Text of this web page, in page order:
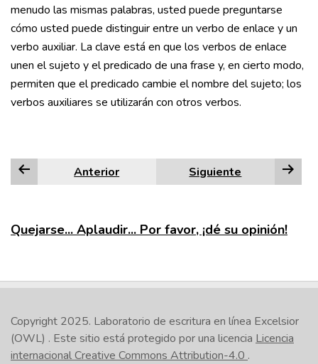
menudo las mismas palabras, usted puede preguntarse
cómo usted puede distinguir entre un verbo de enlace y un
verbo auxiliar. La clave está en que los verbos de enlace
unen el sujeto y el predicado de una frase y, en cierto modo,
permiten que el predicado cambie el nombre del sujeto; los
verbos auxiliares se utilizarán con otros verbos.
Anterior Siguiente
Quejarse... Aplaudir... Por favor, ¡dé su opinión!
Copyright 2025. Laboratorio de escritura en línea Excelsior
(OWL) . Este sitio está protegido por una licencia Licencia
internacional Creative Commons Attribution-4.0 .